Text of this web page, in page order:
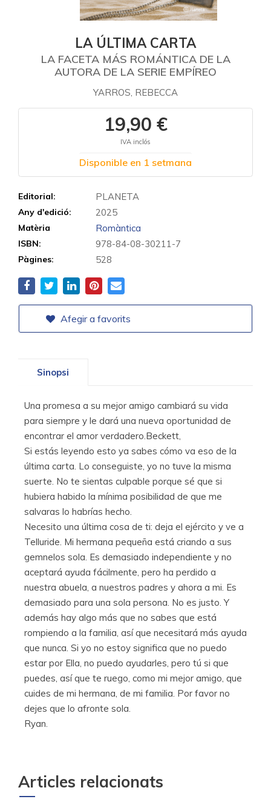
LA ÚLTIMA CARTA
LA FACETA MÁS ROMÁNTICA DE LA
AUTORA DE LA SERIE EMPÍREO
YARROS, REBECCA
19,90 €
IVA inclós
Disponible en 1 setmana
Editorial: PLANETA
Any d'edició: 2025
Matèria Romàntica
ISBN: 978-84-08-30211-7
Pàgines: 528
Afegir a favorits
Sinopsi
Una promesa a su mejor amigo cambiará su vida
para siempre y le dará una nueva oportunidad de
encontrar el amor verdadero.Beckett,
Si estás leyendo esto ya sabes cómo va eso de la
última carta. Lo conseguiste, yo no tuve la misma
suerte. No te sientas culpable porque sé que si
hubiera habido la mínima posibilidad de que me
salvaras lo habrías hecho.
Necesito una última cosa de ti: deja el ejército y ve a
Telluride. Mi hermana pequeña está criando a sus
gemnelos sola. Es demasiado independiente y no
aceptará ayuda fácilmente, pero ha perdido a
nuestra abuela, a nuestros padres y ahora a mi. Es
demasiado para una sola persona. No es justo. Y
además hay algo más que no sabes que está
rompiendo a la familia, así que necesitará más ayuda
que nunca. Si yo no estoy significa que no puedo
estar por Ella, no puedo ayudarles, pero tú si que
puedes, así que te ruego, como mi mejor amigo, que
cuides de mi hermana, de mi familia. Por favor no
dejes que lo afronte sola.
Ryan.
Articles relacionats